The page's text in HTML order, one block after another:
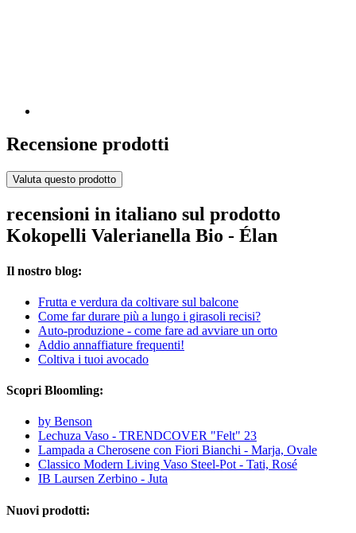
Recensione prodotti
Valuta questo prodotto
recensioni in italiano sul prodotto
Kokopelli Valerianella Bio - Élan
Il nostro blog:
Frutta e verdura da coltivare sul balcone
Come far durare più a lungo i girasoli recisi?
Auto-produzione - come fare ad avviare un orto
Addio annaffiature frequenti!
Coltiva i tuoi avocado
Scopri Bloomling:
by Benson
Lechuza Vaso - TRENDCOVER "Felt" 23
Lampada a Cherosene con Fiori Bianchi - Marja, Ovale
Classico Modern Living Vaso Steel-Pot - Tati, Rosé
IB Laursen Zerbino - Juta
Nuovi prodotti: